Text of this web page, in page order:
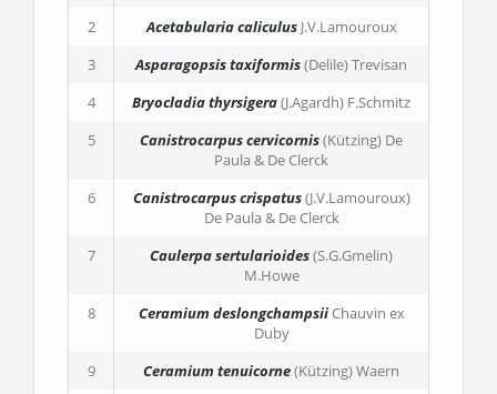
2
Acetabularia caliculus J.V.Lamouroux
3
Asparagopsis taxiformis(Delile) Trevisan
4
Bryocladia thyrsigera(J.Agardh) F.Schmitz
5
Canistrocarpus cervicornis(Kützing) De
Paula & De Clerck
6
Canistrocarpus crispatus(J.V.Lamouroux)
De Paula & De Clerck
7
Caulerpa sertularioides(S.G.Gmelin)
M.Howe
8
Ceramium deslongchampsiiChauvin ex
Duby
9
Ceramium tenuicorne(Kützing) Waern